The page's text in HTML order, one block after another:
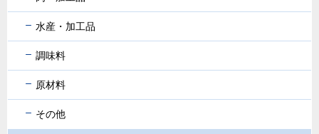
水産・加工品
調味料
原材料
その他